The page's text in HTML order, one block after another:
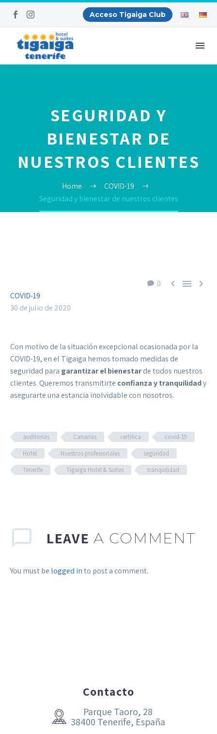
Acceso Tigaiga Club
SEGURIDAD Y
BIENESTAR DE
NUESTROS CLIENTES
Home
COVID-19
Seguridad y bienestar de nuestros clientes
0   
COVID-19
30 de julio de 2020
Con motivo de la situación excepcional ocasionada por la
COVID-19, en el Tigaiga hemos tomado medidas de
seguridad para garantizar el bienestarde todos nuestros
clientes. Queremos transmitirte confianza y tranquilidady
asegurarte una estancia inolvidable con nosotros.
auditorias Canarias certifica
covid-19
Hotel
Nuestros profesionales
seguridad
Tenerife
Tigaiga Hotel & Suites tranquilidad
LEAVE A COMMENT
You must be logged into post a comment.
Contacto


Parque Taoro, 28
38400 Tenerife, España